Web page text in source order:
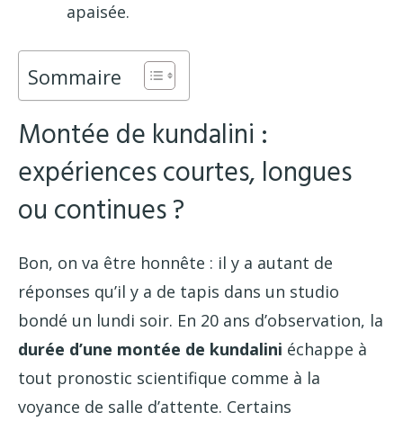
apaisée.
Sommaire
Montée de kundalini :
expériences courtes, longues
ou continues ?
Bon, on va être honnête : il y a autant de
réponses qu’il y a de tapis dans un studio
bondé un lundi soir. En 20 ans d’observation, la
durée d’une montée de kundalini échappe à
tout pronostic scientifique comme à la
voyance de salle d’attente. Certains